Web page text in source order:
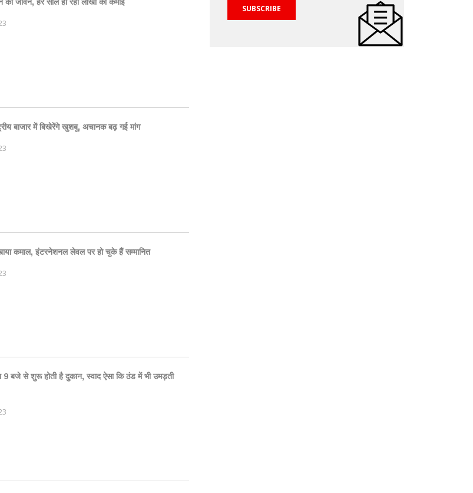
बाजार में बिखेरेंगे खुशबू, अचानक बढ़ गई मांग
कमाल, इंटरनेशनल लेवल पर हो चुके हैं सम्मानित
9 बजे से शुरू होती है दुकान, स्वाद ऐसा कि ठंड में भी उमड़ती
SUBSCRIBE